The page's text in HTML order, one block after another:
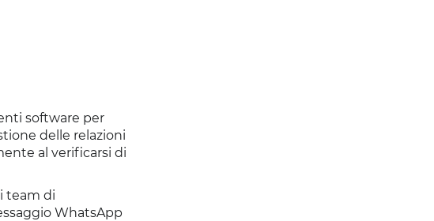
software per
delle relazioni
al verificarsi di
team di
WhatsApp